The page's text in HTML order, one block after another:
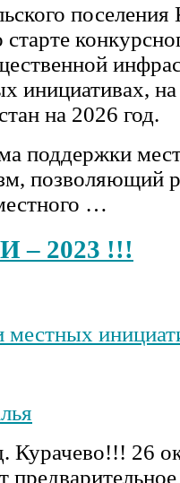
инициативах,
на 2026 год.
поддержки
позволяющий
…
– 2023 !!!
26